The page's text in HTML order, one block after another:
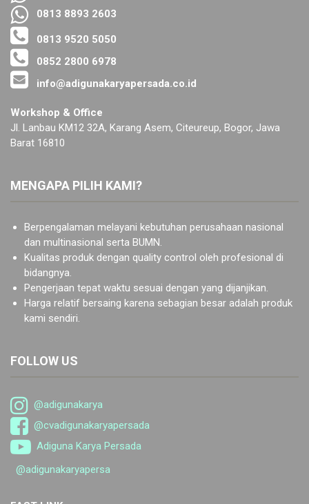
0813 8893 2603
0813 9520 5050
0852 2800 6978
info@adigunakaryapersada.co.id
Workshop & Office
Jl. Lanbau KM12 32A, Karang Asem, Citeureup, Bogor, Jawa
Barat 16810
MENGAPA PILIH KAMI?
Berpengalaman melayani kebutuhan perusahaan nasional
dan multinasional serta BUMN.
Kualitas produk dengan quality control oleh profesional di
bidangnya.
Pengerjaan tepat waktu sesuai dengan yang dijanjikan.
Harga relatif bersaing karena sebagian besar adalah produk
kami sendiri.
FOLLOW US
@adigunakarya
@cvadigunakaryapersada
Adiguna Karya Persada
@adigunakaryapersa